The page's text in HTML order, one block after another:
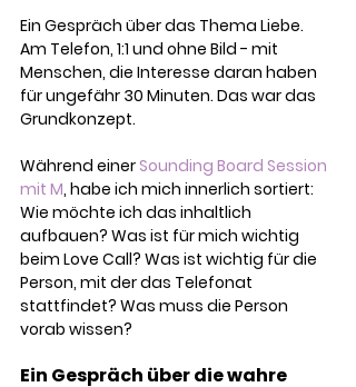
Ein Gespräch über das Thema Liebe.
Am Telefon, 1:1 und ohne Bild - mit
Menschen, die Interesse daran haben
für ungefähr 30 Minuten. Das war das
Grundkonzept.
Während einer Sounding Board Session
mit M, habe ich mich innerlich sortiert:
Wie möchte ich das inhaltlich
aufbauen? Was ist für mich wichtig
beim Love Call? Was ist wichtig für die
Person, mit der das Telefonat
stattfindet? Was muss die Person
vorab wissen?
Ein Gespräch über die wahre